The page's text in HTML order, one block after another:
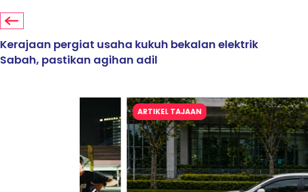
Kerajaan pergiat usaha kukuh bekalan elektrik
Sabah, pastikan agihan adil
ARTIKEL TAJAAN